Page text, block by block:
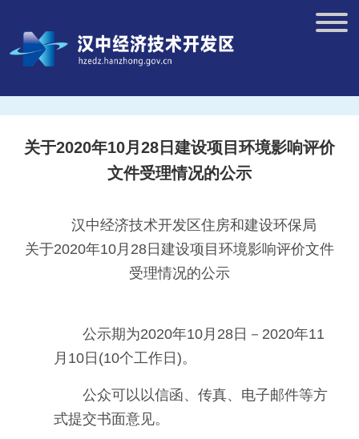
关于2020年10月28日建设项目环境影响评价
文件受理情况的公示
汉中经济技术开发区住房和建设环保局
关于2020年10月28日建设项目环境影响评价文件
受理情况的公示
公示期为2020年10月28日－2020年11
月10日(10个工作日)。
公众可以以信函、传真、电子邮件等方
式提交书面意见。